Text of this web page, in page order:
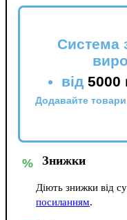
Система
від 5000
Додавайте
% Знижки
Діють знижки від
посиланням.